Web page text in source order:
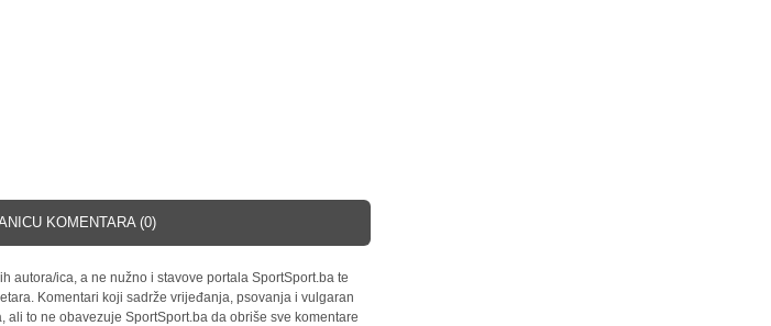
KOMENTARA (0)
autora/ica, a ne nužno i stavove portala SportSport.ba te
Komentari koji sadrže vrijeđanja, psovanja i vulgaran
to ne obavezuje SportSport.ba da obriše sve komentare